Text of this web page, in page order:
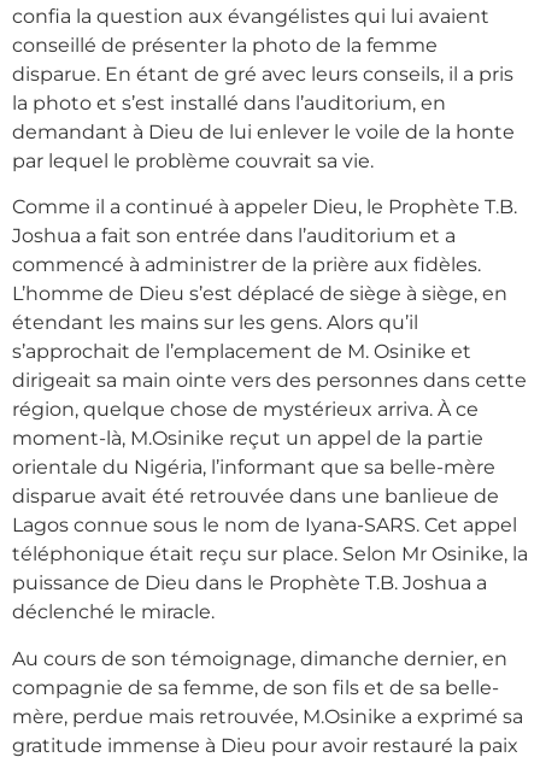
confia la question aux évangélistes qui lui avaient
conseillé de présenter la photo de la femme
disparue. En étant de gré avec leurs conseils, il a pris
la photo et s’est installé dans l’auditorium, en
demandant à Dieu de lui enlever le voile de la honte
par lequel le problème couvrait sa vie.
Comme il a continué à appeler Dieu, le Prophète T.B.
Joshua a fait son entrée dans l’auditorium et a
commencé à administrer de la prière aux fidèles.
L’homme de Dieu s’est déplacé de siège à siège, en
étendant les mains sur les gens. Alors qu’il
s’approchait de l’emplacement de M. Osinike et
dirigeait sa main ointe vers des personnes dans cette
région, quelque chose de mystérieux arriva. À ce
moment-là, M.Osinike reçut un appel de la partie
orientale du Nigéria, l’informant que sa belle-mère
disparue avait été retrouvée dans une banlieue de
Lagos connue sous le nom de Iyana-SARS. Cet appel
téléphonique était reçu sur place. Selon Mr Osinike, la
puissance de Dieu dans le Prophète T.B. Joshua a
déclenché le miracle.
Au cours de son témoignage, dimanche dernier, en
compagnie de sa femme, de son fils et de sa belle-
mère, perdue mais retrouvée, M.Osinike a exprimé sa
gratitude immense à Dieu pour avoir restauré la paix